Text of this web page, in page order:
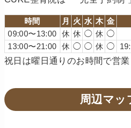
時間 月 火 水 木 金
09:00〜13:00
休 休 ◯ 休 ◯
13:00〜21:00
休 ◯ ◯ 休 ◯
祝日は曜日通りのお時間で営業
周辺マッ